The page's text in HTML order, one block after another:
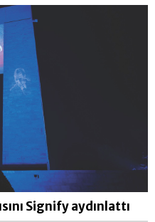
Signify aydınlattı